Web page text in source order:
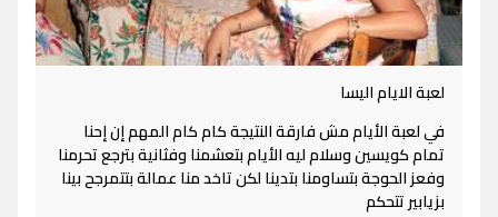
لعبة الايام اليسا
في لعبة الأيام مش فارقة النتيجة كام كام المهم إن إحنا
تمام كويسين وسلام ليه الأيام بتعشمنا وفثانية بترجع تحرمنا
وفعز الحوجة بتساومنا بتدينا لكن تاخد منا عمالة بتتمرجح بينا
بزيابير تتحكم